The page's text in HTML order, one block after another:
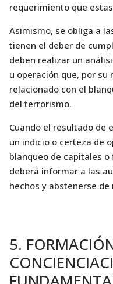
requerimiento que
Asimismo, se obliga a
tienen el deber de
deben realizar un
u operación que, por
relacionado con el
del terrorismo.
Cuando el resultado de
un indicio o certeza de
blanqueo de capitales
deberá informar a las
hechos y abstenerse
5.